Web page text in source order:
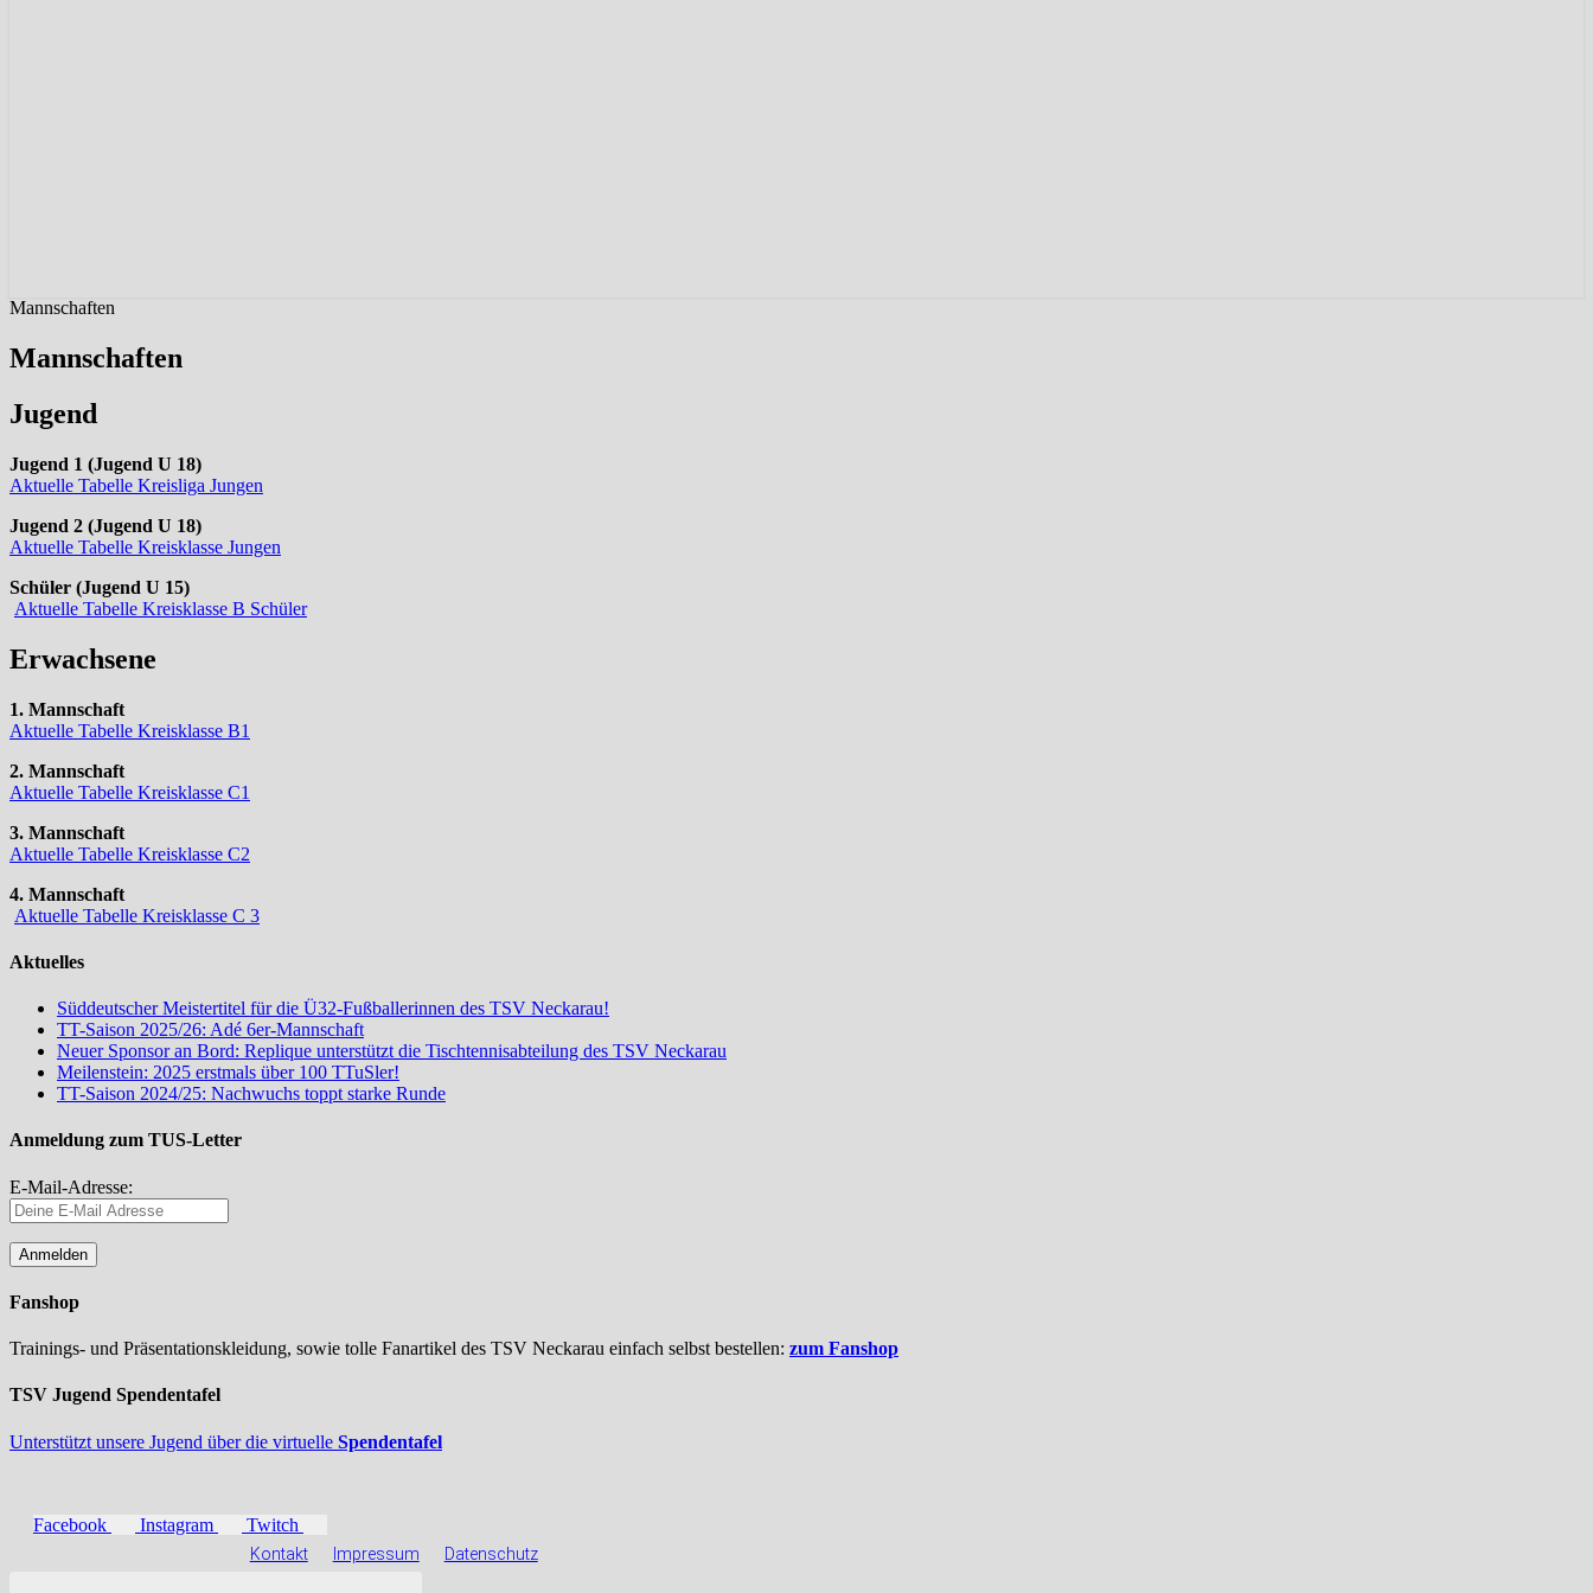
Mannschaften
Mannschaften
Jugend
Jugend 1 (Jugend U 18)
Aktuelle Tabelle Kreisliga Jungen
Jugend 2 (Jugend U 18)
Aktuelle Tabelle Kreisklasse Jungen
Schüler (Jugend U 15)
Aktuelle Tabelle Kreisklasse B Schüler
Erwachsene
1. Mannschaft
Aktuelle Tabelle Kreisklasse B1
2. Mannschaft
Aktuelle Tabelle Kreisklasse C1
3. Mannschaft
Aktuelle Tabelle Kreisklasse C2
4. Mannschaft
Aktuelle Tabelle Kreisklasse C 3
Aktuelles
Süddeutscher Meistertitel für die Ü32-Fußballerinnen des TSV Neckarau!
TT-Saison 2025/26: Adé 6er-Mannschaft
Neuer Sponsor an Bord: Replique unterstützt die Tischtennisabteilung des TSV Neckarau
Meilenstein: 2025 erstmals über 100 TTuSler!
TT-Saison 2024/25: Nachwuchs toppt starke Runde
Anmeldung zum TUS-Letter
E-Mail-Adresse:
Fanshop
Trainings- und Präsentationskleidung, sowie tolle Fanartikel des TSV Neckarau einfach selbst bestellen: zum Fanshop
TSV Jugend Spendentafel
Unterstützt unsere Jugend über die virtuelle Spendentafel
Facebook Instagram Twitch
Kontakt Impressum Datenschutz